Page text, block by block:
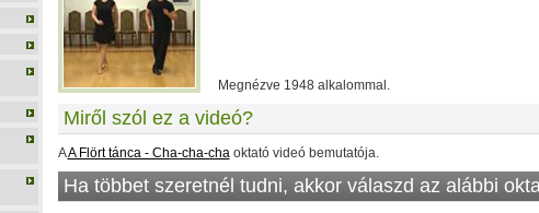
Megnézve 1948 alkalommal.
Miről szól ez a videó?
AA Flört tánca - Cha-cha-chaoktató videó bemutatója.
Ha többet szeretnél tudni, akkor válaszd az alábbi